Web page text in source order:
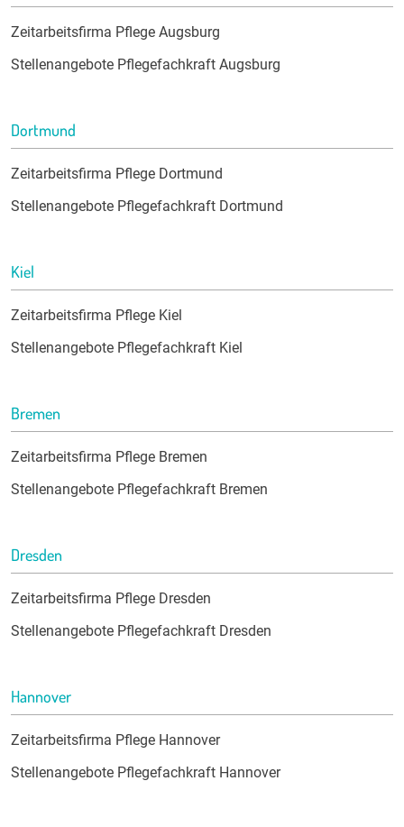
Zeitarbeitsfirma Pflege Augsburg
Stellenangebote Pflegefachkraft Augsburg
Dortmund
Zeitarbeitsfirma Pflege Dortmund
Stellenangebote Pflegefachkraft Dortmund
Kiel
Zeitarbeitsfirma Pflege Kiel
Stellenangebote Pflegefachkraft Kiel
Bremen
Zeitarbeitsfirma Pflege Bremen
Stellenangebote Pflegefachkraft Bremen
Dresden
Zeitarbeitsfirma Pflege Dresden
Stellenangebote Pflegefachkraft Dresden
Hannover
Zeitarbeitsfirma Pflege Hannover
Stellenangebote Pflegefachkraft Hannover